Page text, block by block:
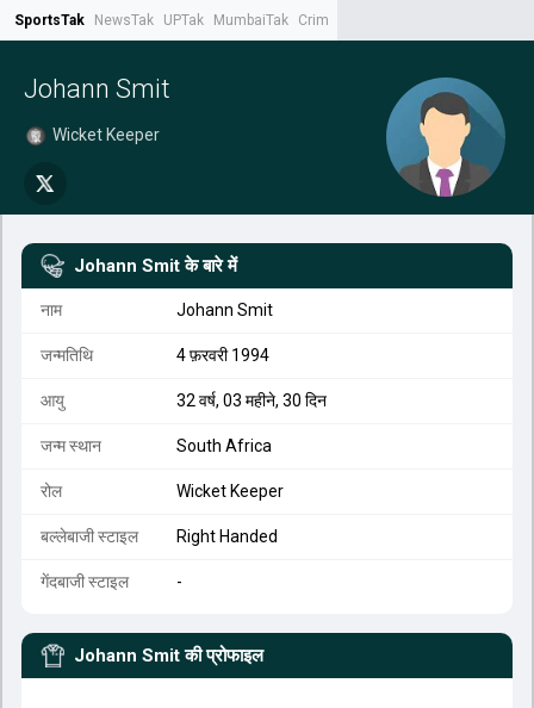
SportsTak NewsTak UPTak MumbaiTak CrimeTak
Johann Smit
Wicket Keeper
Johann Smit के बारे में
नाम Johann Smit
जन्मतिथि 4 फ़रवरी 1994
आयु 32 वर्ष, 03 महीने, 30 दिन
जन्म स्थान South Africa
रोल Wicket Keeper
बल्लेबाजी स्टाइल Right Handed
गेंदबाजी स्टाइल -
Johann Smit की प्रोफाइल